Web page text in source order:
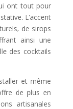
ont tout pour
L’accent
de sirops
ainsi une
des cocktails
et même
de plus en
artisanales